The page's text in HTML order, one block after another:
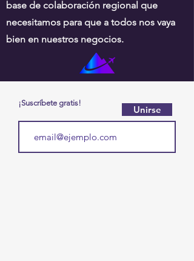
base de colaboración regional que
necesitamos para que a todos nos vaya
bien en nuestros negocios.
¡Suscríbete gratis!
Unirse